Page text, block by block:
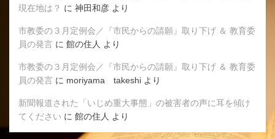
現在地は？ に 神田和彦 より
市教委の３月定例会／『市民からの請願』取り下げ ＆ 教育委
員の発言 に 館の住人 より
市教委の３月定例会／『市民からの請願』取り下げ ＆ 教育委
員の発言 に moriyama takeshi より
新聞報道された「いじめ重大事態」の被害者の声に耳を傾け
てください に 館の住人 より